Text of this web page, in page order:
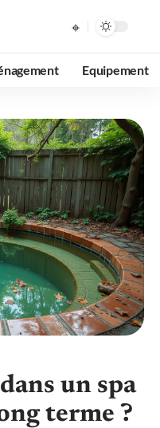
Equipement
un spa
terme ?